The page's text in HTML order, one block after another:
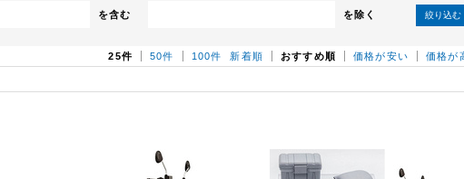
を含む を除く 絞り込む
新着順 おすすめ順 価格が安い 価格が
25件 50件
100件